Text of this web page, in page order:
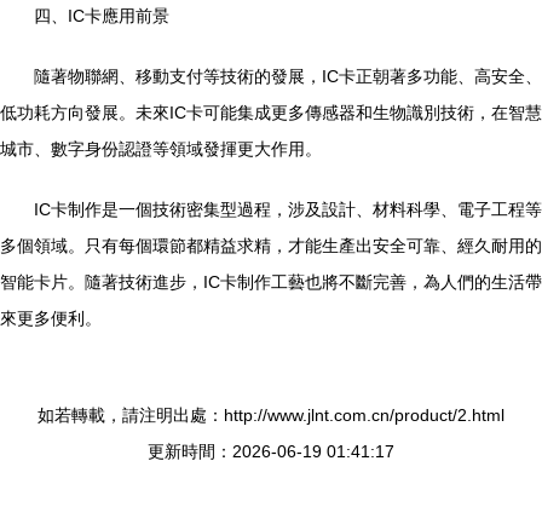
四、IC卡應用前景
隨著物聯網、移動支付等技術的發展，IC卡正朝著多功能、高安全、
低功耗方向發展。未來IC卡可能集成更多傳感器和生物識別技術，在智慧
城市、數字身份認證等領域發揮更大作用。
IC卡制作是一個技術密集型過程，涉及設計、材料科學、電子工程等
多個領域。只有每個環節都精益求精，才能生產出安全可靠、經久耐用的
智能卡片。隨著技術進步，IC卡制作工藝也將不斷完善，為人們的生活帶
來更多便利。
如若轉載，請注明出處：http://www.jlnt.com.cn/product/2.html
更新時間：2026-06-19 01:41:17